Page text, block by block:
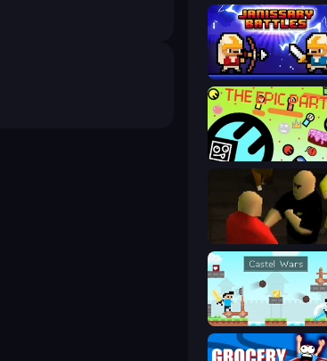
Janissary Battles
The Epic Party
Castle Wars